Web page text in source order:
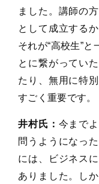
ました。講師の
として成立する
それが“高校生”
とに繋がってい
たり、無用に特
すごく重要です。
井村氏： 今まで
問うようになっ
には、ビジネス
ありました。し